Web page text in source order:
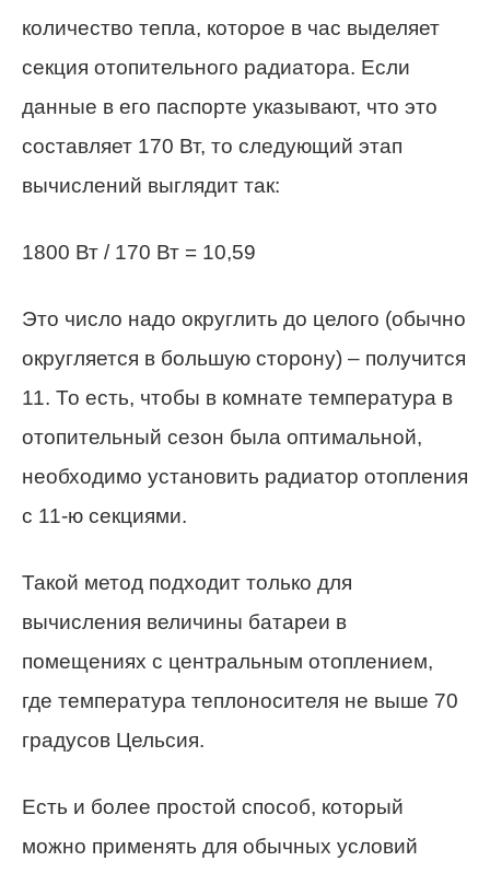
количество тепла, которое в час выделяет
секция отопительного радиатора. Если
данные в его паспорте указывают, что это
составляет 170 Вт, то следующий этап
вычислений выглядит так:
1800 Вт / 170 Вт = 10,59
Это число надо округлить до целого (обычно
округляется в большую сторону) – получится
11. То есть, чтобы в комнате температура в
отопительный сезон была оптимальной,
необходимо установить радиатор отопления
с 11-ю секциями.
Такой метод подходит только для
вычисления величины батареи в
помещениях с центральным отоплением,
где температура теплоносителя не выше 70
градусов Цельсия.
Есть и более простой способ, который
можно применять для обычных условий